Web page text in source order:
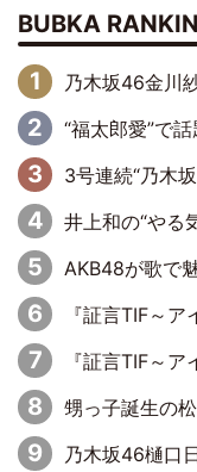
BUBKA
乃木坂46金川紗
“福太郎愛”で話題…乃木坂
3号連続“乃木坂46祭り” ラストを
井上和の“やる気フォン
AKB48が歌で魅せた新
『証言TIF～アイドル戦国時代とはなんだったのか～』第6回
『証言TIF～アイドル戦国時代とはなんだったのか～』第
甥っ子誕生の松田好花、京都で“
乃木坂46樋口日奈